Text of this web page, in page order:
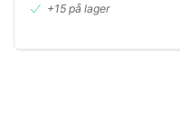
+15 på lager